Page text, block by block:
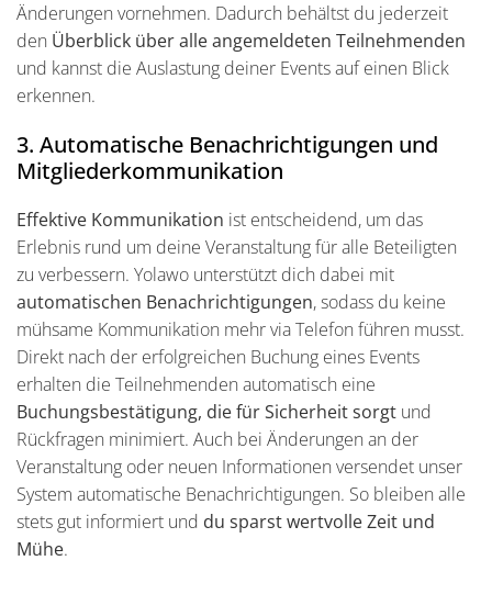
Änderungen vornehmen. Dadurch behältst du jederzeit
den Überblick über alle angemeldeten Teilnehmenden
und kannst die Auslastung deiner Events auf einen Blick
erkennen.
3. Automatische Benachrichtigungen und
Mitgliederkommunikation
Effektive Kommunikation ist entscheidend, um das
Erlebnis rund um deine Veranstaltung für alle Beteiligten
zu verbessern. Yolawo unterstützt dich dabei mit
automatischen Benachrichtigungen, sodass du keine
mühsame Kommunikation mehr via Telefon führen musst.
Direkt nach der erfolgreichen Buchung eines Events
erhalten die Teilnehmenden automatisch eine
Buchungsbestätigung, die für Sicherheit sorgt und
Rückfragen minimiert. Auch bei Änderungen an der
Veranstaltung oder neuen Informationen versendet unser
System automatische Benachrichtigungen. So bleiben alle
stets gut informiert und du sparst wertvolle Zeit und
Mühe.